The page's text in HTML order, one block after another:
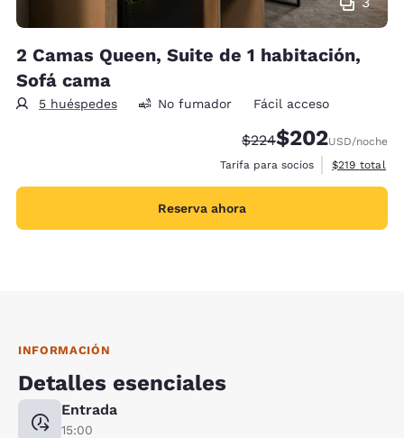
2 Camas Queen, Suite de 1 habitación,
Sofá cama
5 huéspedes No fumador Fácil acceso
Tarifa tachada:
$224Tarifa reducida:
$202USD/noche
Tarifa para socios
Ver detalles
$219 total
Reserva ahora
INFORMACIÓN
Detalles esenciales
Entrada
15:00